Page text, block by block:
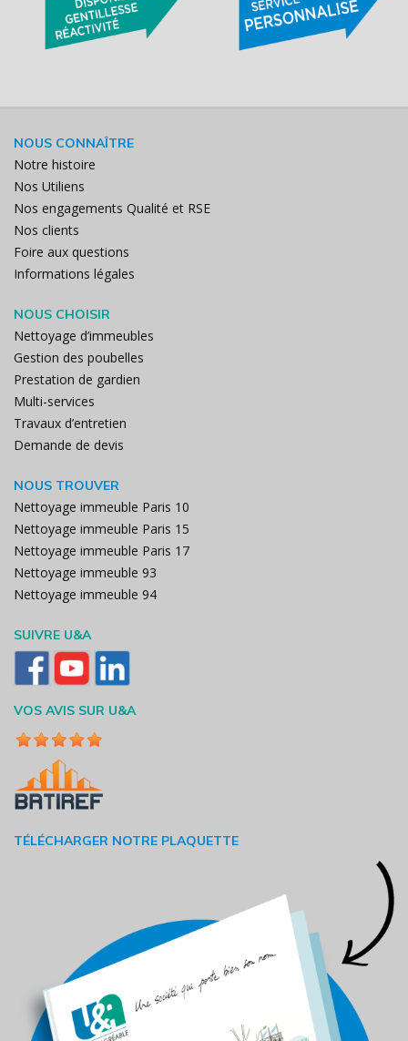
NOUS CONNAÎTRE
Notre histoire
Nos Utiliens
Nos engagements Qualité et RSE
Nos clients
Foire aux questions
Informations légales
NOUS CHOISIR
Nettoyage d’immeubles
Gestion des poubelles
Prestation de gardien
Multi-services
Travaux d’entretien
Demande de devis
NOUS TROUVER
Nettoyage immeuble Paris 10
Nettoyage immeuble Paris 15
Nettoyage immeuble Paris 17
Nettoyage immeuble 93
Nettoyage immeuble 94
SUIVRE U&A
VOS AVIS SUR U&A
TÉLÉCHARGER NOTRE PLAQUETTE